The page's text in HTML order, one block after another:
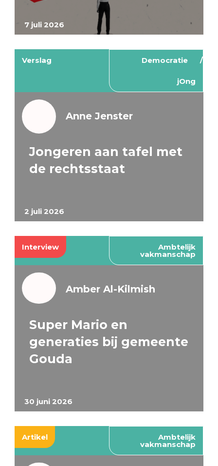
7 juli 2026
Verslag Democratie
jOng
2 juli 2026
Anne Jenster
Jongeren aan tafel met
de rechtsstaat
Interview Ambtelijk
vakmanschap
30 juni 2026
Amber Al-Kilmish
Super Mario en
generaties bij gemeente
Gouda
Artikel Ambtelijk
vakmanschap